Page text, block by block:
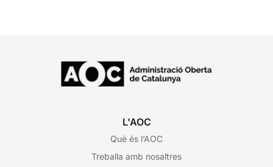
L'AOC
Què és l’AOC
Treballa amb nosaltres